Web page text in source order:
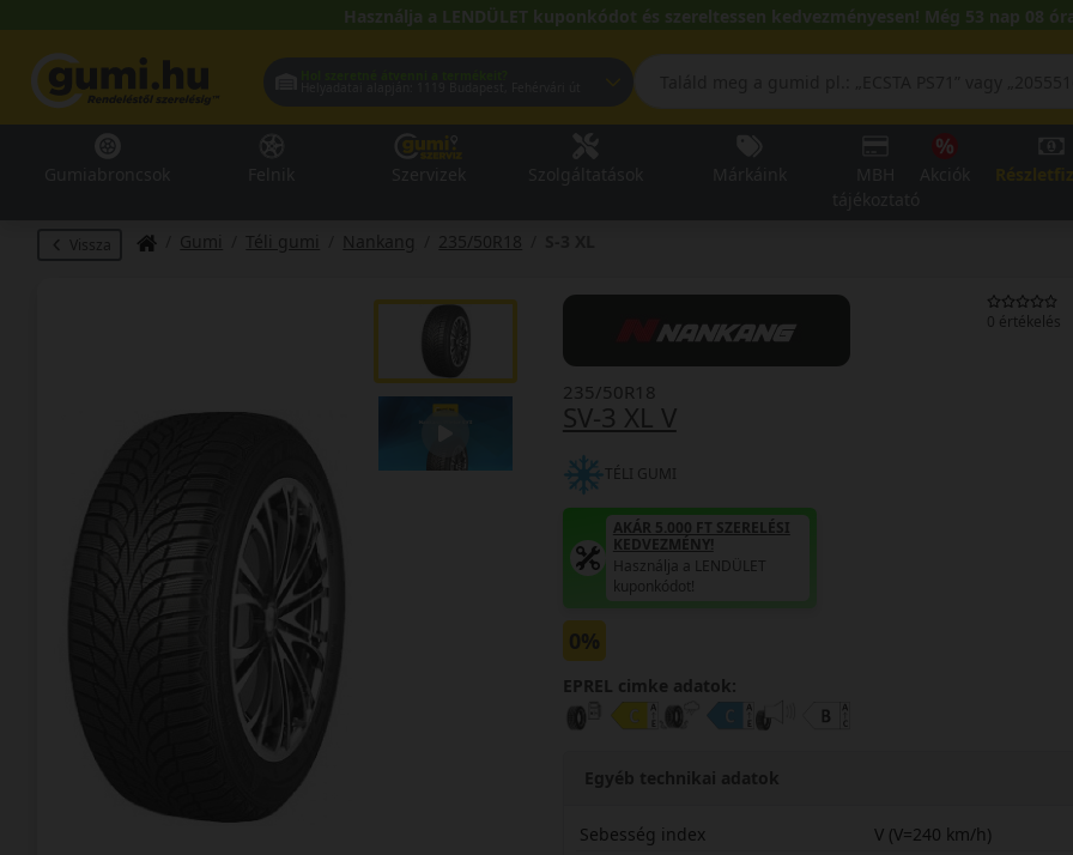
Használja a LENDÜLET kuponkódot és szereltessen kedvezményesen! Még 53 nap 08
Vissza Gumi Téli gumi Nankang 235/50R18
0 értékelés
SV-3 XL V
235/50R18
TÉLI GUMI
AKÁR 5.000 FT SZERELÉSI
KEDVEZMÉNY!
Használja a LENDÜLET
kuponkódot!
0%
EPREL cimke adatok:
Egyéb technikai adatok
Sebesség index
V (V=240 km/h)